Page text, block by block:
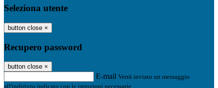
Seleziona utente
button close ×
Recupero password
button close ×
E-mail Verrà inviato un messaggio
all'indirizzo indicato con le istruzioni necessarie.